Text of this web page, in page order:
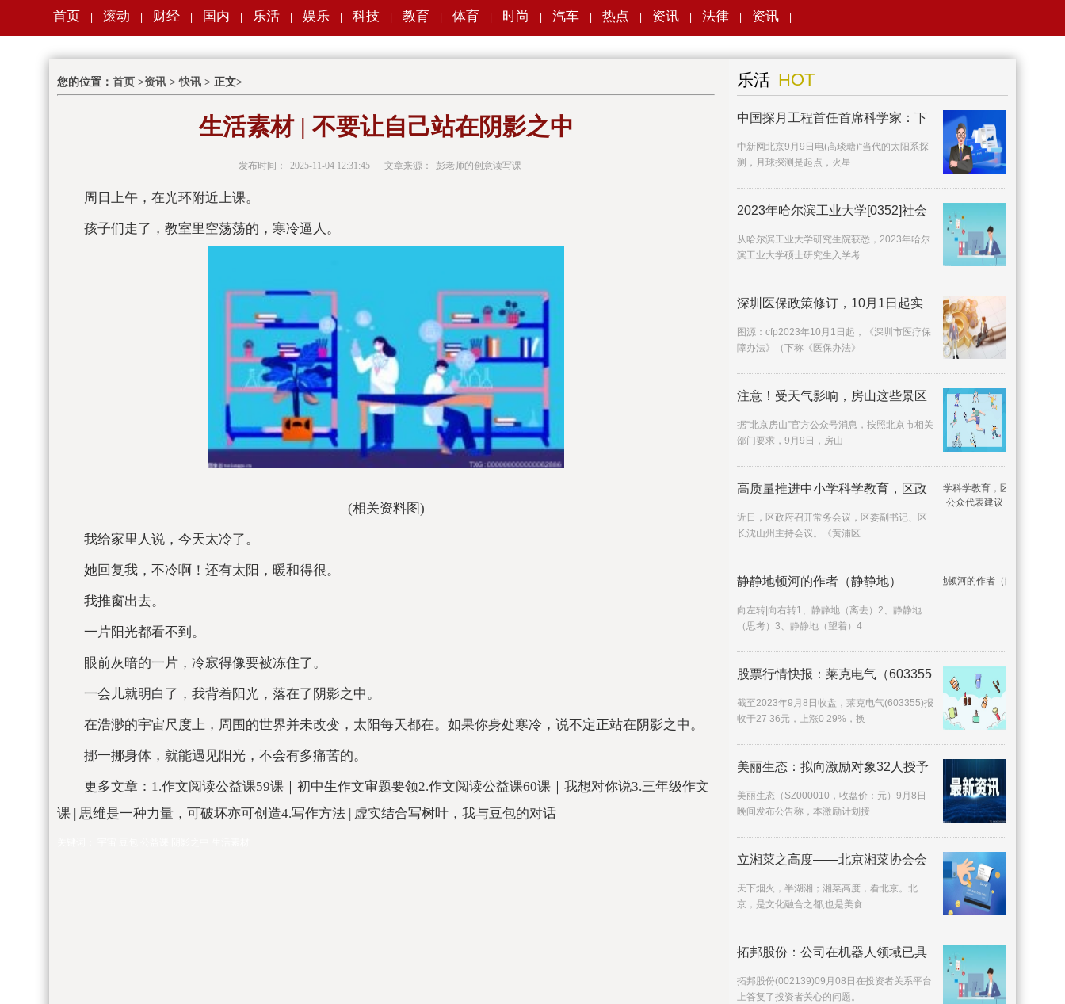
首页 滚动 财经 国内 乐活 娱乐 科技 教育 体育 时尚 汽车 热点 资讯 法律 资讯
您的位置： 首页 >资讯 >快讯 > 正文>
生活素材 | 不要让自己站在阴影之中
发布时间： 2025-11-04 12:31:45 文章来源： 彭老师的创意读写课
周日上午，在光环附近上课。
孩子们走了，教室里空荡荡的，寒冷逼人。
(相关资料图)
我给家里人说，今天太冷了。
她回复我，不冷啊！还有太阳，暖和得很。
我推窗出去。
一片阳光都看不到。
眼前灰暗的一片，冷寂得像要被冻住了。
一会儿就明白了，我背着阳光，落在了阴影之中。
在浩渺的宇宙尺度上，周围的世界并未改变，太阳每天都在。如果你身处寒冷，说不定正站在阴影之中。
挪一挪身体，就能遇见阳光，不会有多痛苦的。
更多文章：1.作文阅读公益课59课｜初中生作文审题要领2.作文阅读公益课60课｜我想对你说3.三年级作文
课 | 思维是一种力量，可破坏亦可创造4.写作方法 | 虚实结合写树叶，我与豆包的对话
乐活 HOT
中国探月工程首任首席科学家：下
中新网北京9月9日电(高琰瑭)“当代的太阳系探
测，月球探测是起点，火星
2023年哈尔滨工业大学[0352]社会
从哈尔滨工业大学研究生院获悉，2023年哈尔
滨工业大学硕士研究生入学考
深圳医保政策修订，10月1日起实
图源：cfp2023年10月1日起，《深圳市医疗保
障办法》（下称《医保办法》
注意！受天气影响，房山这些景区
据“北京房山”官方公众号消息，按照北京市相关
部门要求，9月9日，房山
高质量推进中小学科学教育，区政
近日，区政府召开常务会议，区委副书记、区
长沈山州主持会议。《黄浦区
静静地顿河的作者（静静地）
向左转|向右转1、静静地（离去）2、静静地
（思考）3、静静地（望着）4
股票行情快报：莱克电气（603355
截至2023年9月8日收盘，莱克电气(603355)报
收于27 36元，上涨0 29%，换
美丽生态：拟向激励对象32人授予
美丽生态（SZ000010，收盘价：元）9月8日
晚间发布公告称，本激励计划授
立湘菜之高度——北京湘菜协会会
天下烟火，半湖湘；湘菜高度，看北京。北
京，是文化融合之都,也是美食
拓邦股份：公司在机器人领域已具
拓邦股份(002139)09月08日在投资者关系平台
上答复了投资者关心的问题。